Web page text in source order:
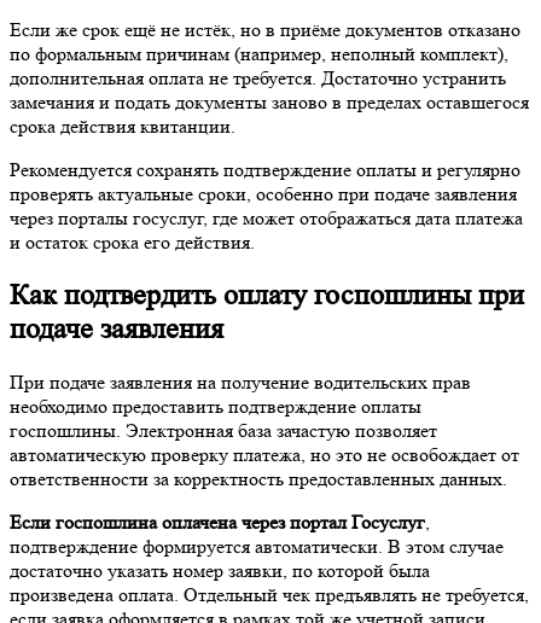
Если же срок ещё не истёк, но в приёме документов отказано
по формальным причинам (например, неполный комплект),
дополнительная оплата не требуется. Достаточно устранить
замечания и подать документы заново в пределах оставшегося
срока действия квитанции.
Рекомендуется сохранять подтверждение оплаты и регулярно
проверять актуальные сроки, особенно при подаче заявления
через порталы госуслуг, где может отображаться дата платежа
и остаток срока его действия.
Как подтвердить оплату госпошлины при
подаче заявления
При подаче заявления на получение водительских прав
необходимо предоставить подтверждение оплаты
госпошлины. Электронная база зачастую позволяет
автоматическую проверку платежа, но это не освобождает от
ответственности за корректность предоставленных данных.
Если госпошлина оплачена через портал Госуслуг,
подтверждение формируется автоматически. В этом случае
достаточно указать номер заявки, по которой была
произведена оплата. Отдельный чек предъявлять не требуется,